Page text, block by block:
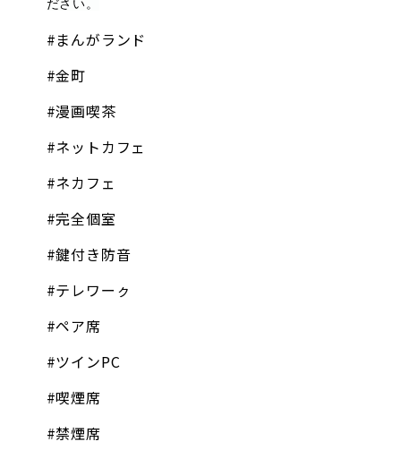
ださい。
#まんがランド
#金町
#漫画喫茶
#ネットカフェ
#ネカフェ
#完全個室
#鍵付き防音
#テレワーㇰ
#ペア席
#ツインPC
#喫煙席
#禁煙席